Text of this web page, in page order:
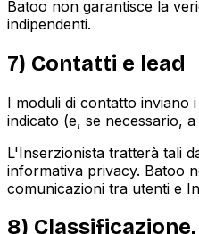
Batoo non garantisce la
indipendenti.
7) Contatti e lead
I moduli di contatto inviano
indicato (e, se necessario,
L'Inserzionista tratterà tali
informativa privacy. Batoo
comunicazioni tra utenti e
8)